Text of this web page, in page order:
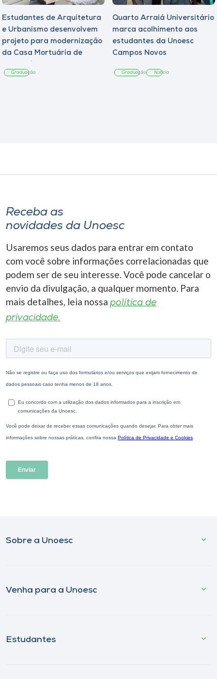
Estudantes de Arquitetura
e Urbanismo desenvolvem
projeto para modernização
da Casa Mortuária de
Graduação
Quarto Arraiá Universitário
marca acolhimento aos
estudantes da Unoesc
Campos Novos
Graduação Notícia
Receba as
novidades da Unoesc
Usaremos seus dados para entrar em contato
com você sobre informações correlacionadas que
podem ser de seu interesse. Você pode cancelar o
envio da divulgação, a qualquer momento. Para
mais detalhes, leia nossa política de
privacidade.
Sobre a Unoesc
Venha para a Unoesc
Estudantes